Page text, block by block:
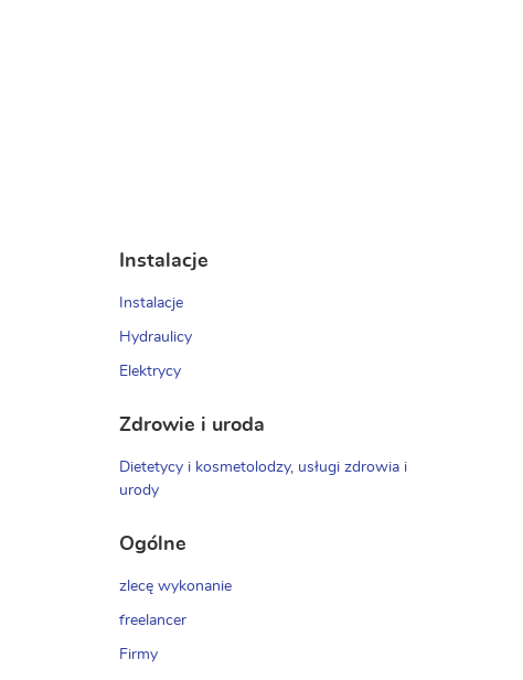
Instalacje
Instalacje
Hydraulicy
Elektrycy
Zdrowie i uroda
Dietetycy i kosmetolodzy, usługi zdrowia i
urody
Ogólne
zlecę wykonanie
freelancer
Firmy